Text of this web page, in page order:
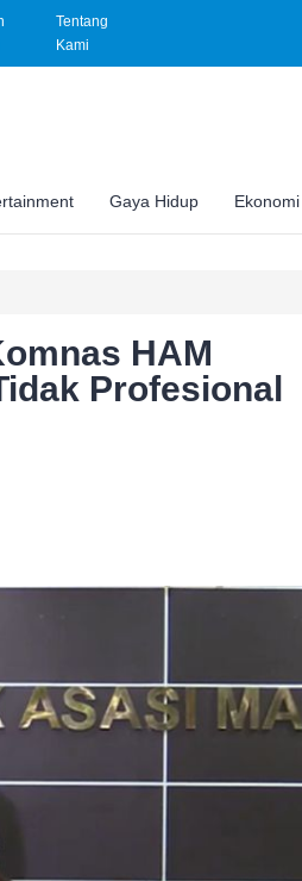
Tentang
Kami
Gaya Hidup Ekonomi
HAM
Profesional